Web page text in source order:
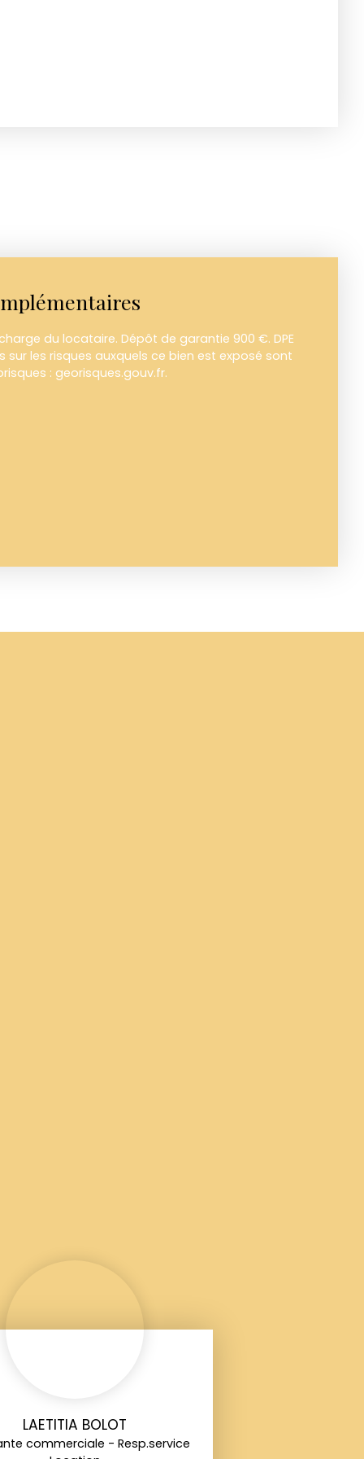
du locataire. Dépôt de garantie 900 €. DPE
sur les risques auxquels ce bien est exposé sont
: georisques.gouv.fr.
LAETITIA BOLOT
commerciale - Resp.service